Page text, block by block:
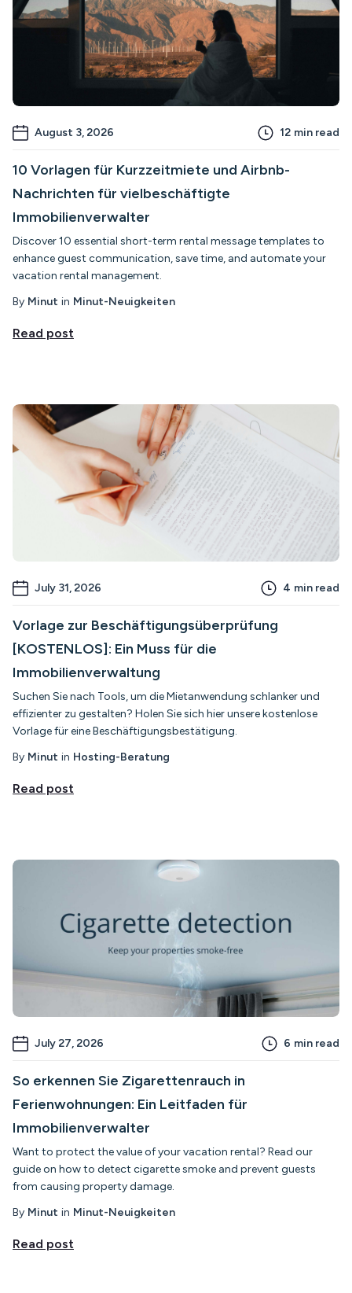
August 3, 2026 12 min read
10 Vorlagen für Kurzzeitmiete und Airbnb-
Nachrichten für vielbeschäftigte
Immobilienverwalter
Discover 10 essential short-term rental message templates to
enhance guest communication, save time, and automate your
vacation rental management.
By Minut in Minut-Neuigkeiten
Read post
July 31, 2026 4 min read
Vorlage zur Beschäftigungsüberprüfung
[KOSTENLOS]: Ein Muss für die
Immobilienverwaltung
Suchen Sie nach Tools, um die Mietanwendung schlanker und
effizienter zu gestalten? Holen Sie sich hier unsere kostenlose
Vorlage für eine Beschäftigungsbestätigung.
By Minut in Hosting-Beratung
Read post
July 27, 2026 6 min read
So erkennen Sie Zigarettenrauch in
Ferienwohnungen: Ein Leitfaden für
Immobilienverwalter
Want to protect the value of your vacation rental? Read our
guide on how to detect cigarette smoke and prevent guests
from causing property damage.
By Minut in Minut-Neuigkeiten
Read post